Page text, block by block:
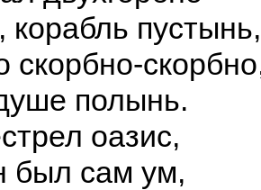
пустынь,
полынь.
оазис,
был сам ум,